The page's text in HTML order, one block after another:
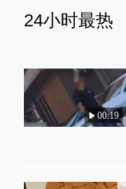
24小时最热
00:19